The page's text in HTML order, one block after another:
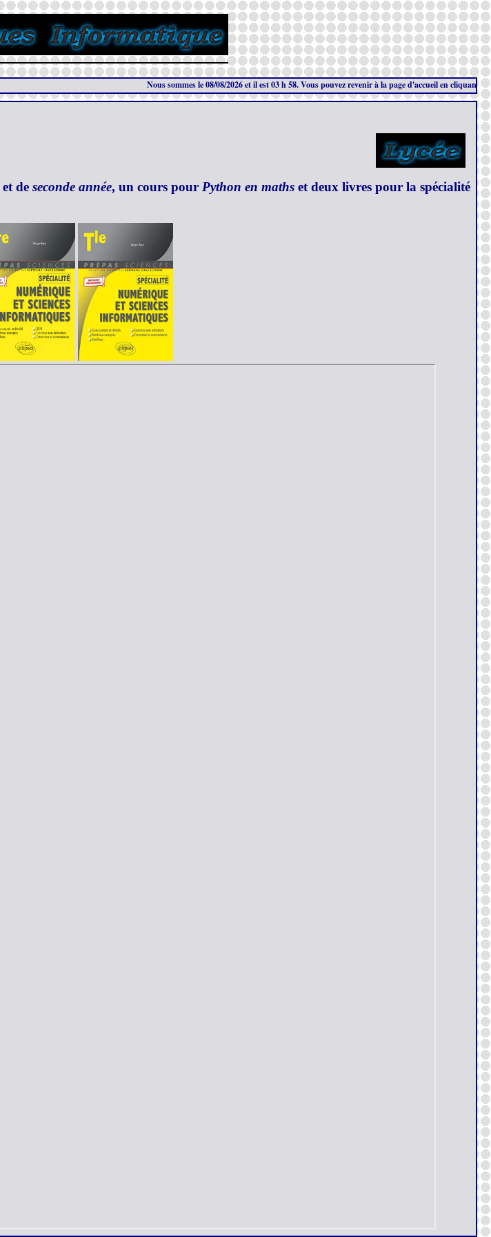
Nous sommes le 08/08/2026 et il est 03 h 58. Vous pouvez revenir à la page d'accueil en cliquant sur ce
et de seconde année, un cours pour Python en maths et deux livres pour la spécialité